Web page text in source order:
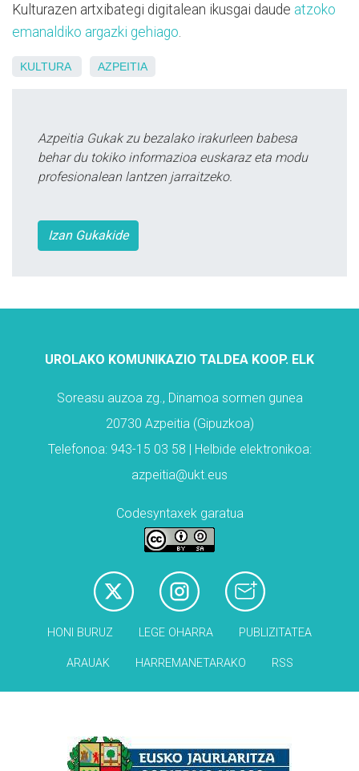
Kulturazen artxibategi digitalean ikusgai daude atzoko
emanaldiko argazki gehiago
KULTURA AZPEITIA
Azpeitia Gukak zu bezalako irakurleen babesa
behar du tokiko informazioa euskaraz eta modu
profesionalean lantzen jarraitzeko.
Izan Gukakide
UROLAKO KOMUNIKAZIO TALDEA KOOP. ELK
Soreasu auzoa zg., Dinamoa sormen gunea
20730 Azpeitia (Gipuzkoa)
Telefonoa: 943-15 03 58 | Helbide elektronikoa:
azpeitia@ukt.eus
Codesyntaxek garatua
HONI BURUZ LEGE OHARRA PUBLIZITATEA
ARAUAK HARREMANETARAKO RSS